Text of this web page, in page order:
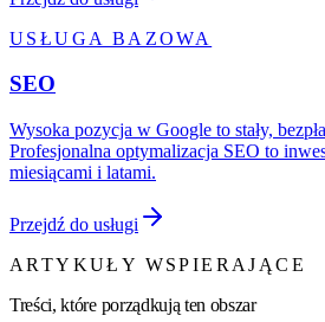
USŁUGA BAZOWA
SEO
Wysoka pozycja w Google to stały,
Profesjonalna optymalizacja SEO to
miesiącami i latami.
Przejdź do usługi
ARTYKUŁY WSPIERAJĄCE
Treści, które porządkują ten obszar